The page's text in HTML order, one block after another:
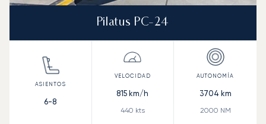
Pilatus PC-24
6-8
815 km/h
440 kts
3704 km
2000 NM